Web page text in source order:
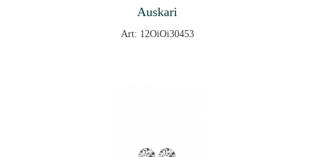
Auskari
Art: 12OiOi30453